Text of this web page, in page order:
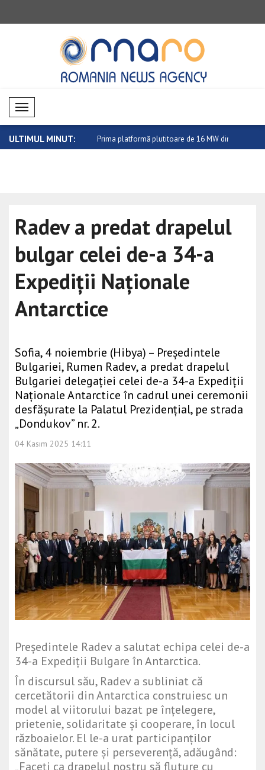
Mobil Menü
ULTIMUL MINUT:
capacitatea de Prima platformă plutitoare de 16 MW din
Radev a predat drapelul
bulgar celei de-a 34-a
Expediții Naționale
Antarctice
Sofia, 4 noiembrie (Hibya) – Președintele
Bulgariei, Rumen Radev, a predat drapelul
Bulgariei delegației celei de-a 34-a Expediții
Naționale Antarctice în cadrul unei ceremonii
desfășurate la Palatul Prezidențial, pe strada
„Dondukov” nr. 2.
04 Kasım 2025 14:11
Președintele Radev a salutat echipa celei de-a
34-a Expediții Bulgare în Antarctica.
În discursul său, Radev a subliniat că
cercetătorii din Antarctica construiesc un
model al viitorului bazat pe înțelegere,
prietenie, solidaritate și cooperare, în locul
războaielor. El le-a urat participanților
sănătate, putere și perseverență, adăugând:
„Faceți ca drapelul nostru să fluture cu